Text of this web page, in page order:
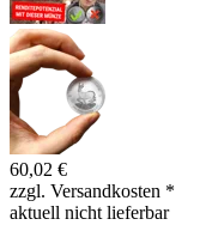
60,02 €
zzgl. Versandkosten *
aktuell nicht lieferbar